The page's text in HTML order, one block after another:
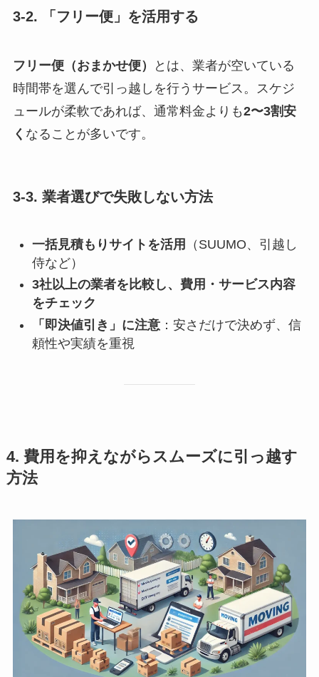
3-2. 「フリー便」を活用する
フリー便（おまかせ便）
とは、業者が空いている
時間帯を選んで引っ越しを行うサービス。スケジ
ュールが柔軟であれば、通常料金よりも2〜3割安
く なることが多いです。
3-3. 業者選びで失敗しない方法
一括見積もりサイトを活用
（SUUMO、引越し
侍など）
3社以上の業者を比較し、費用・サービス内容
をチェック
「即決値引き」に注意：安さだけで決めず、信
頼性や実績を重視
4. 費用を抑えながらスムーズに引っ越す
方法